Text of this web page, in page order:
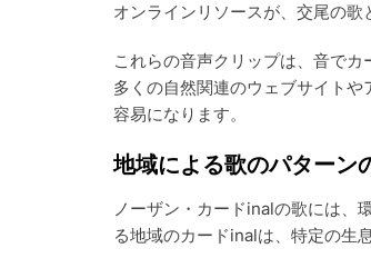
オンラインリソースが、交尾の歌
これらの音声クリップは、音で
多くの自然関連のウェブサイト
容易になります。
地域による歌のパターン
ノーザン・カードinalの歌には、
る地域のカードinalは、特定の生